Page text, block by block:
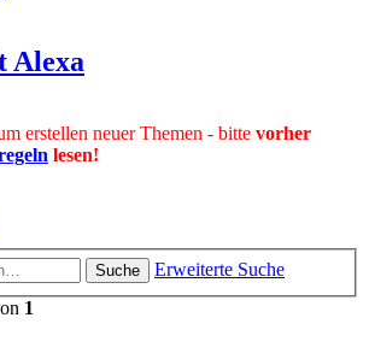
Alexa
erstellen neuer Themen - bitte vorher
lesen!
Suche
Erweiterte Suche
1